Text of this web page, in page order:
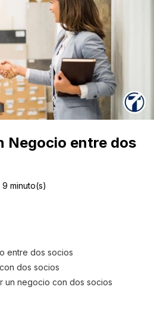
Negocio entre dos
9 minuto(s)
entre dos socios
dos socios
un negocio con dos socios